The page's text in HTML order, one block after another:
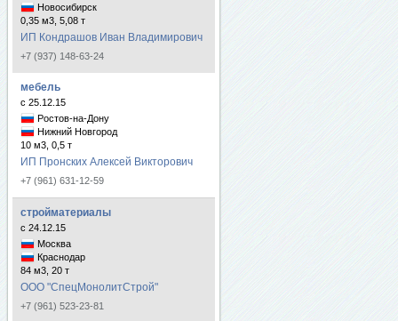
Новосибирск
0,35 м3, 5,08 т
ИП Кондрашов Иван Владимирович
+7 (937) 148-63-24
мебель
с 25.12.15
Ростов-на-Дону
Нижний Новгород
10 м3, 0,5 т
ИП Пронских Алексей Викторович
+7 (961) 631-12-59
стройматериалы
с 24.12.15
Москва
Краснодар
84 м3, 20 т
ООО "СпецМонолитСтрой"
+7 (961) 523-23-81